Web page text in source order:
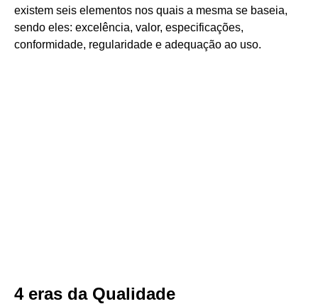
existem seis elementos nos quais a mesma se baseia,
sendo eles: excelência, valor, especificações,
conformidade, regularidade e adequação ao uso.
4 eras da Qualidade